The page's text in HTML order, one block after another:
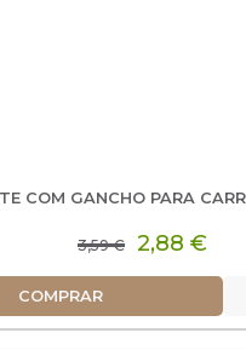
COM GANCHO PARA
3,59 € 2,88 €
COMPRAR